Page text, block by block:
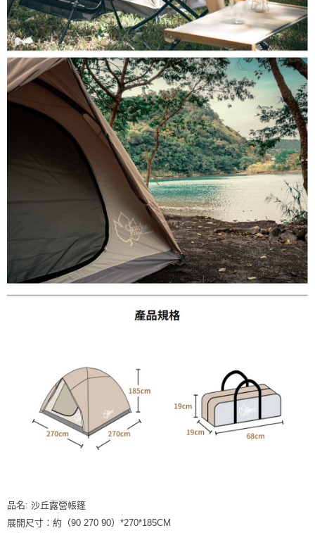
品名: 沙丘露營帳篷
展開尺寸：約（90 270 90）*270*185CM